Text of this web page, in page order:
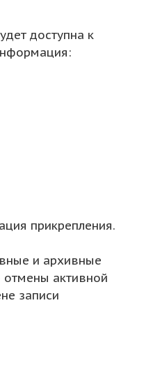
доступна к
прикрепления.
и архивные
активной
записи